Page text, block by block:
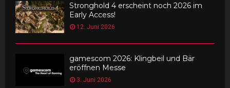
Stronghold 4 erscheint noch 2026 im
Early Access!
12. Juni 2026
gamescom 2026: Klingbeil und Bär
eröffnen Messe
3. Juni 2026